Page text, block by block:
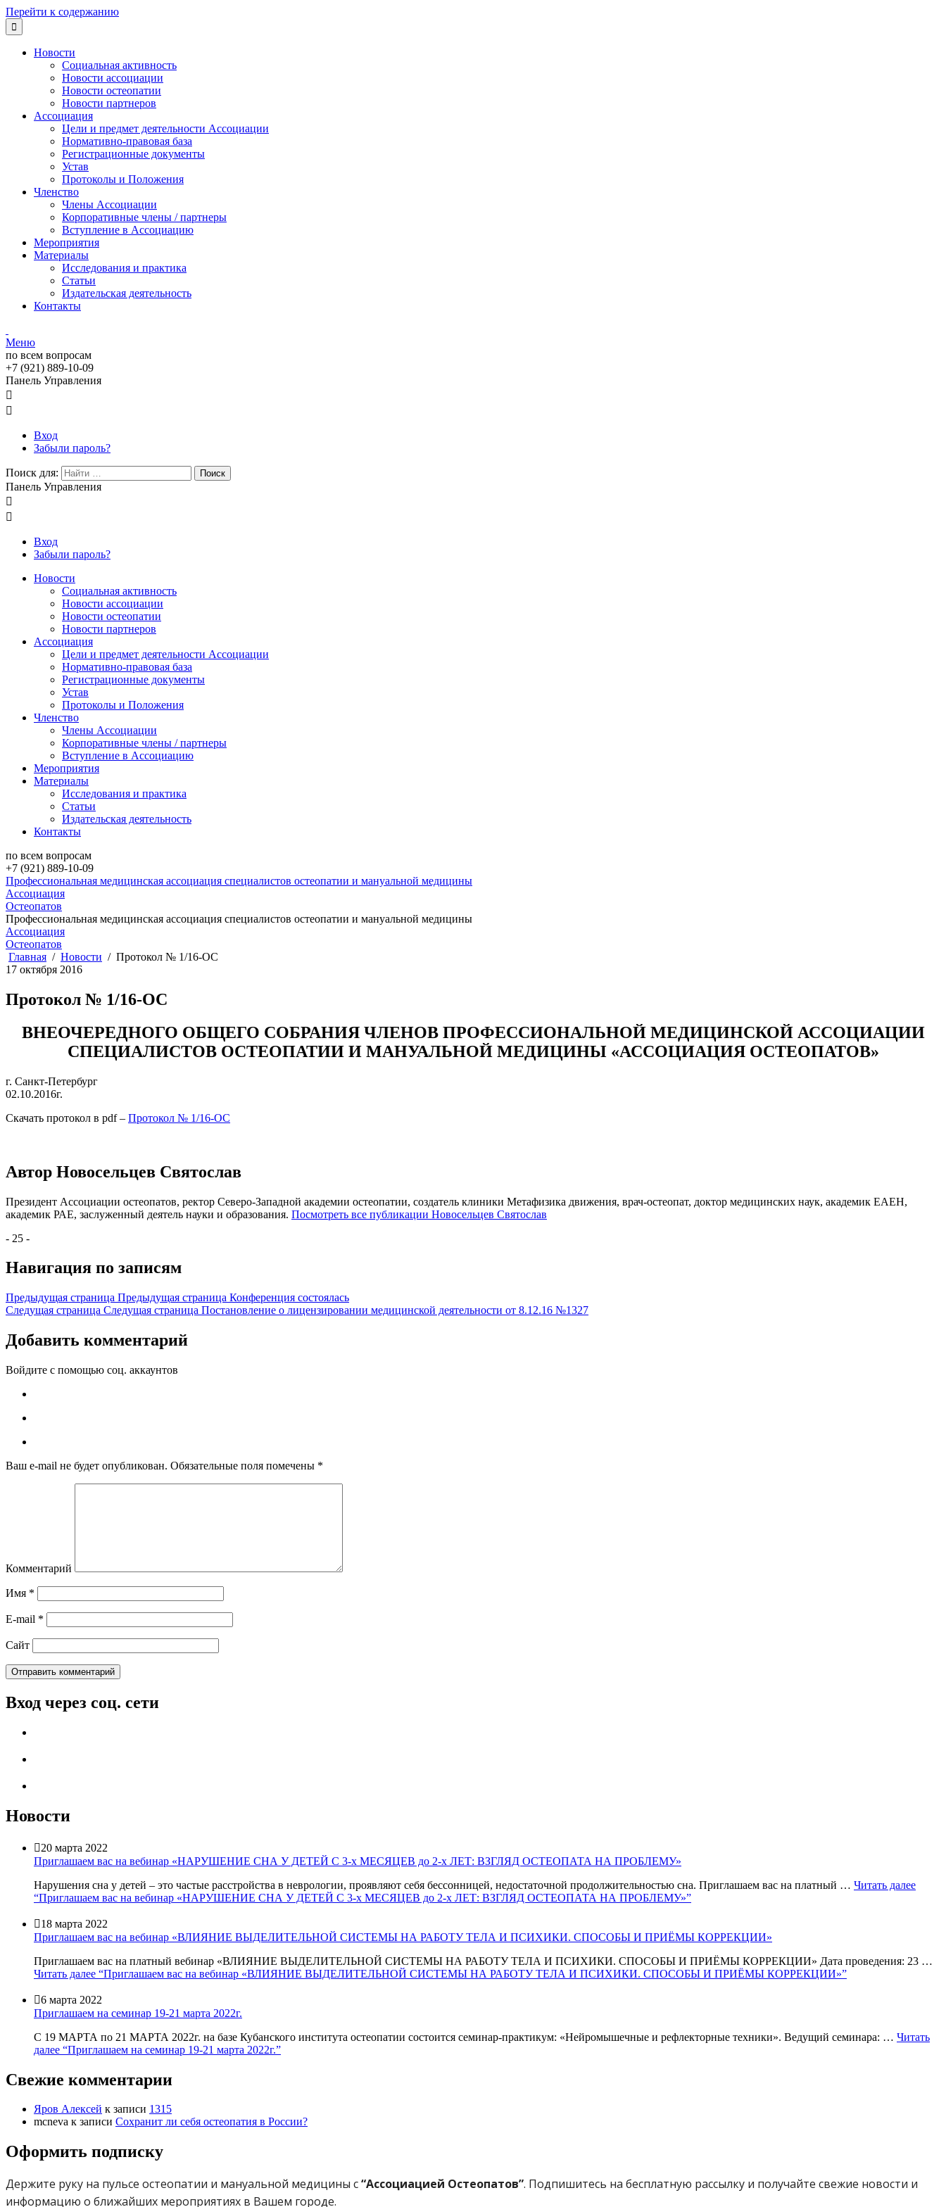
Перейти к содержанию

Новости
Социальная активность
Новости ассоциации
Новости остеопатии
Новости партнеров
Ассоциация
Цели и предмет деятельности Ассоциации
Нормативно-правовая база
Регистрационные документы
Устав
Протоколы и Положения
Членство
Члены Ассоциации
Корпоративные члены / партнеры
Вступление в Ассоциацию
Мероприятия
Материалы
Исследования и практика
Статьи
Издательская деятельность
Контакты
Меню
по всем вопросам
+7 (921) 889-10-09
Панель Управления


Вход
Забыли пароль?
Поиск для: Поиск
Панель Управления


Вход
Забыли пароль?
Новости
Социальная активность
Новости ассоциации
Новости остеопатии
Новости партнеров
Ассоциация
Цели и предмет деятельности Ассоциации
Нормативно-правовая база
Регистрационные документы
Устав
Протоколы и Положения
Членство
Члены Ассоциации
Корпоративные члены / партнеры
Вступление в Ассоциацию
Мероприятия
Материалы
Исследования и практика
Статьи
Издательская деятельность
Контакты
по всем вопросам
+7 (921) 889-10-09
Профессиональная медицинская ассоциация специалистов остеопатии и мануальной медицины
Ассоциация
Остеопатов
Профессиональная медицинская ассоциация специалистов остеопатии и мануальной медицины
Ассоциация
Остеопатов
Главная
Новости
Протокол № 1/16-ОС
17 октября 2016
Протокол № 1/16-ОС
ВНЕОЧЕРЕДНОГО ОБЩЕГО СОБРАНИЯ ЧЛЕНОВ ПРОФЕССИОНАЛЬНОЙ МЕДИЦИНСКОЙ АССОЦИАЦИИ
СПЕЦИАЛИСТОВ ОСТЕОПАТИИ И МАНУАЛЬНОЙ МЕДИЦИНЫ «АССОЦИАЦИЯ ОСТЕОПАТОВ»
г. Санкт-Петербург
02.10.2016г.
Скачать протокол в pdf – Протокол № 1/16-ОС
Автор Новосельцев Святослав
Президент Ассоциации остеопатов, ректор Северо-Западной академии остеопатии, создатель клиники Метафизика движения, врач-остеопат, доктор медицинских наук, академик ЕАЕН,
академик РАЕ, заслуженный деятель науки и образования. Посмотреть все публикации Новосельцев Святослав
- 25 -
Навигация по записям
Предыдущая страница Предыдущая страница Конференция состоялась
Следущая страница Следущая страница Постановление о лицензировании медицинской деятельности от 8.12.16 №1327
Добавить комментарий
Войдите с помощью соц. аккаунтов
Ваш e-mail не будет опубликован. Обязательные поля помечены *
Комментарий
Имя *
E-mail *
Сайт
Вход через соц. сети
Новости
20 марта 2022
Приглашаем вас на вебинар «НАРУШЕНИЕ СНА У ДЕТЕЙ С 3-х МЕСЯЦЕВ до 2-х ЛЕТ: ВЗГЛЯД ОСТЕОПАТА НА ПРОБЛЕМУ»
Нарушения сна у детей – это частые расстройства в неврологии, проявляют себя бессонницей, недостаточной продолжительностью сна. Приглашаем вас на платный … Читать далее
“Приглашаем вас на вебинар «НАРУШЕНИЕ СНА У ДЕТЕЙ С 3-х МЕСЯЦЕВ до 2-х ЛЕТ: ВЗГЛЯД ОСТЕОПАТА НА ПРОБЛЕМУ»”
18 марта 2022
Приглашаем вас на вебинар «ВЛИЯНИЕ ВЫДЕЛИТЕЛЬНОЙ СИСТЕМЫ НА РАБОТУ ТЕЛА И ПСИХИКИ. СПОСОБЫ И ПРИЁМЫ КОРРЕКЦИИ»
Приглашаем вас на платный вебинар «ВЛИЯНИЕ ВЫДЕЛИТЕЛЬНОЙ СИСТЕМЫ НА РАБОТУ ТЕЛА И ПСИХИКИ. СПОСОБЫ И ПРИЁМЫ КОРРЕКЦИИ» Дата проведения: 23 …
Читать далее “Приглашаем вас на вебинар «ВЛИЯНИЕ ВЫДЕЛИТЕЛЬНОЙ СИСТЕМЫ НА РАБОТУ ТЕЛА И ПСИХИКИ. СПОСОБЫ И ПРИЁМЫ КОРРЕКЦИИ»”
6 марта 2022
Приглашаем на семинар 19-21 марта 2022г.
С 19 МАРТА по 21 МАРТА 2022г. на базе Кубанского института остеопатии состоится семинар-практикум: «Нейромышечные и рефлекторные техники». Ведущий семинара: … Читать
далее “Приглашаем на семинар 19-21 марта 2022г.”
Свежие комментарии
Яров Алексей к записи 1315
mcneva к записи Сохранит ли себя остеопатия в России?
Оформить подписку